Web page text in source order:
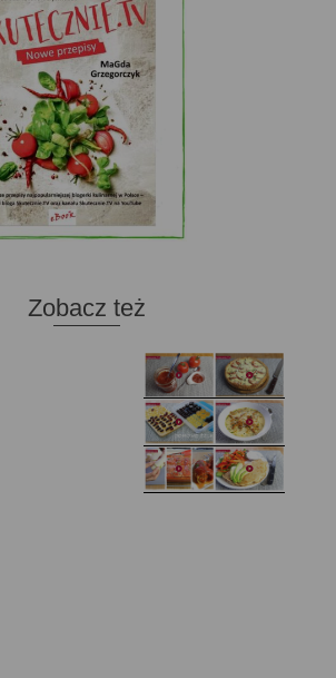
Zobacz też
Domowy ketchup (bez
cukru)
Tarta francuska z
cebulą i pomidorem
Domowe żelki
Zupa kurkowa z
selerem i pietruszką